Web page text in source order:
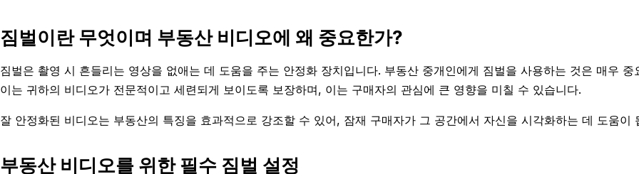
짐벌이란 무엇이며 부동산 비디오에 왜 중요한가?
짐벌은 촬영 시 흔들리는 영상을 없애는 데 도움을 주는 안정화 장치입니다. 부동산 중개인에게 짐벌을 사용하는 것은 매우 중
이는 귀하의 비디오가 전문적이고 세련되게 보이도록 보장하며, 이는 구매자의 관심에 큰 영향을 미칠 수 있습니다.
잘 안정화된 비디오는 부동산의 특징을 효과적으로 강조할 수 있어, 잠재 구매자가 그 공간에서 자신을 시각화하는 데 도움이
부동산 비디오를 위한 필수 짐벌 설정